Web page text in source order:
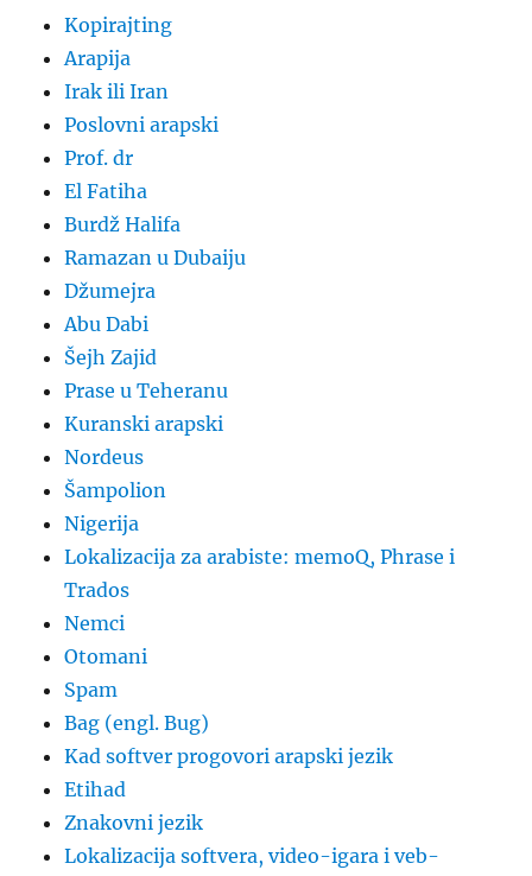
Kopirajting
Arapija
Irak ili Iran
Poslovni arapski
Prof. dr
El Fatiha
Burdž Halifa
Ramazan u Dubaiju
Džumejra
Abu Dabi
Šejh Zajid
Prase u Teheranu
Kuranski arapski
Nordeus
Šampolion
Nigerija
Lokalizacija za arabiste: memoQ, Phrase i
Trados
Nemci
Otomani
Spam
Bag (engl. Bug)
Kad softver progovori arapski jezik
Etihad
Znakovni jezik
Lokalizacija softvera, video-igara i veb-